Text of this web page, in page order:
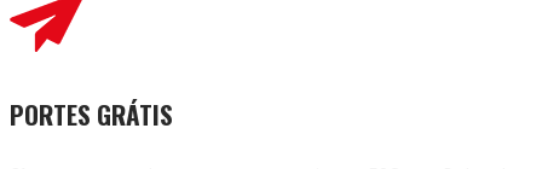
PORTES GRÁTIS